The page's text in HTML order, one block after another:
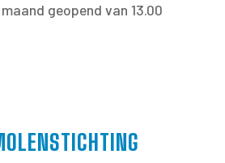
geopend van 13.00